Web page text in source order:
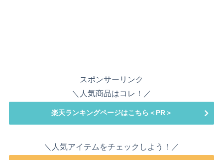
スポンサーリンク
＼人気商品はコレ！／
楽天ランキングページはこちら＜PR＞
＼人気アイテムをチェックしよう！／